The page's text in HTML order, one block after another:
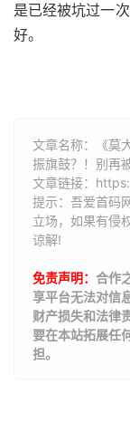
是已经被坑过一
好。
文章名称：《莫
振旗鼓？！别再
文章链接：
提示：吾爱首码
立场，如果有侵
谅解!
免责声明： 合作
享平台无法对信
财产损失和法律
要在本站拓展任
担。